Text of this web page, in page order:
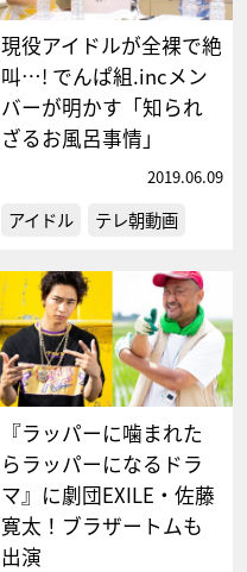
現役アイドルが全裸で絶
叫…! でんぱ組.incメン
バーが明かす「知られ
ざるお風呂事情」
2019.06.09
アイドル テレ朝動画
『ラッパーに噛まれた
らラッパーになるドラ
マ』に劇団EXILE・佐藤
寛太！ブラザートムも
出演